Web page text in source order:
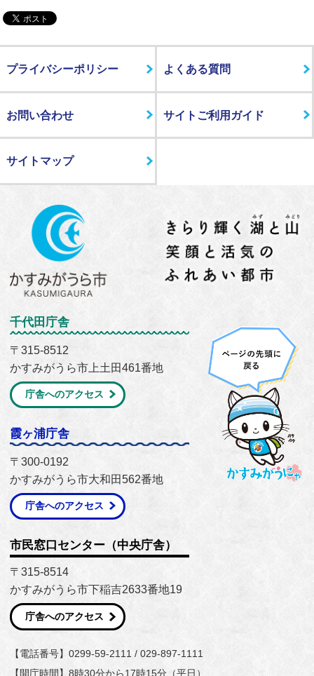
プライバシーポリシー よくある質問
お問い合わせ サイトご利用ガイド
サイトマップ
千代田庁舎
〒315-8512
かすみがうら市上土田461番地
庁舎へのアクセス
霞ヶ浦庁舎
〒300-0192
かすみがうら市大和田562番地
庁舎へのアクセス
市民窓口センター（中央庁舎）
〒315-8514
かすみがうら市下稲吉2633番地19
庁舎へのアクセス
【電話番号】0299-59-2111 / 029-897-1111
【開庁時間】8時30分から17時15分（平日）